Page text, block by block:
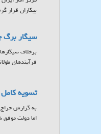
بیکاران قرار
سیگار برگ
برخلاف
فرآیندهای
تسویه
به گزارش حراج
اما دولت موفق شد تا ۲۵ تیر ماه کل مطالبات کالابرگ